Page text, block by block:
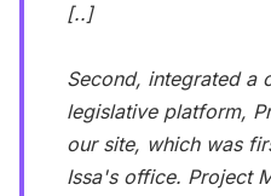
[..]
Second, integrated a
legislative platform,
our site, which was
Issa's office. Project